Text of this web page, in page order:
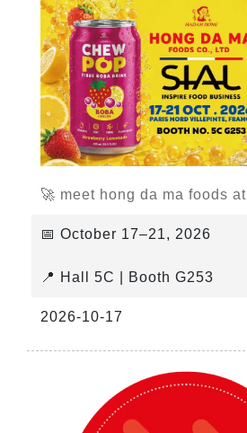
🚀 meet hong da ma foods
📅 October 17–21, 2026
📍 Hall 5C | Booth G253
2026-10-17